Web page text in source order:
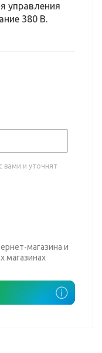
управления
380 В.
вами и уточнят
магазина и
магазинах